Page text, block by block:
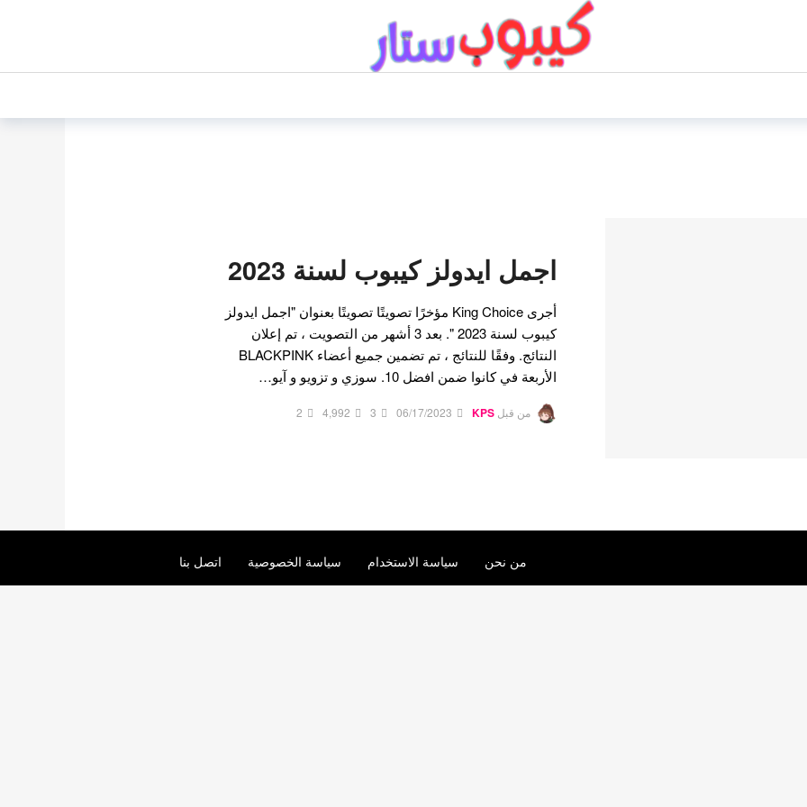
اجمل ايدولز كيبوب لسنة 2023
أجرى King Choice مؤخرًا تصويتًا تصويتًا بعنوان "اجمل ايدولز
كيبوب لسنة 2023 ". بعد 3 أشهر من التصويت ، تم إعلان
النتائج. وفقًا للنتائج ، تم تضمين جميع أعضاء BLACKPINK
الأربعة في كانوا ضمن افضل 10. سوزي و تزويو و آيو…
من قبل KPS
06/17/2023
3
4,992
2
من نحن سياسة الاستخدام سياسة الخصوصية اتصل بنا